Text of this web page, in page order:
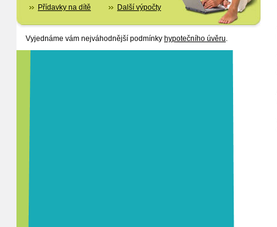
Přídavky na dítě
Další výpočty
Vyjednáme vám nejváhodnější podmínky hypotečního úvěru.